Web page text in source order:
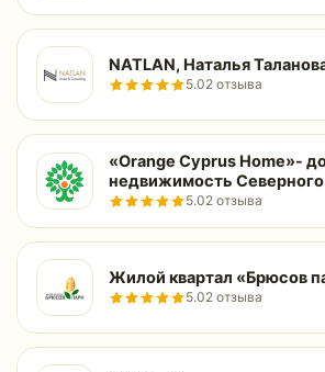
NATLAN, Наталья
5.02 отзыва
«Orange Cyprus Home»-
недвижимость
5.02 отзыва
Жилой квартал «Брюсов
5.02 отзыва